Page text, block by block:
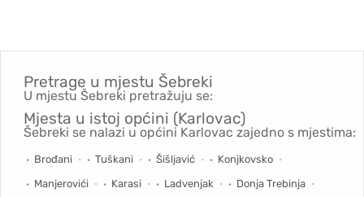
Pretrage u mjestu Šebreki
U mjestu Šebreki pretražuju se:
Mjesta u istoj općini (Karlovac)
Šebreki se nalazi u općini Karlovac zajedno s mjestima:
Brođani Tuškani Šišljavić
Konjkovsko
Manjerovići
Karasi Ladvenjak
Donja Trebinja